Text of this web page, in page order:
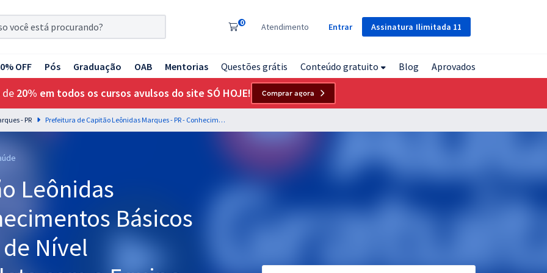
Assinatura Ilimitada 11
0 Atendimento Entrar
OFF Pós Graduação OAB Mentorias Questões grátis Conteúdo gratuito Blog Aprovados
de 20% em todos os cursos avulsos do site SÓ HOJE! Comprar agora
- PR Prefeitura de Capitão Leônidas Marques - PR - Conhecimentos Básicos Comuns aos Cargos de Nível Fundamental Completo com a Equipe Gran
Leônidas
Básicos
Nível